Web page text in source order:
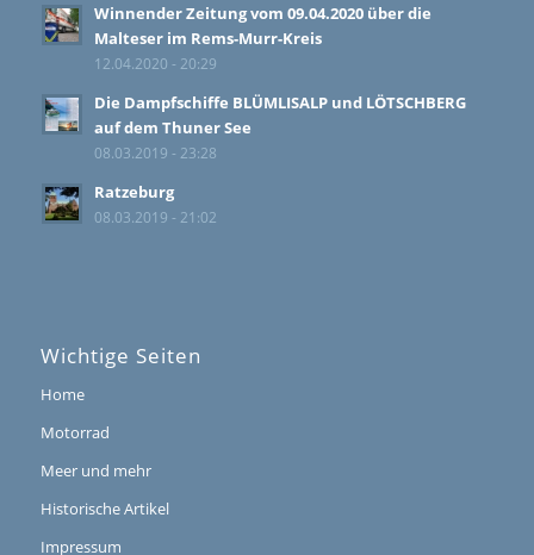
Winnender Zeitung vom 09.04.2020 über die
Malteser im Rems-Murr-Kreis
12.04.2020 - 20:29
Die Dampfschiffe BLÜMLISALP und LÖTSCHBERG
auf dem Thuner See
08.03.2019 - 23:28
Ratzeburg
08.03.2019 - 21:02
Wichtige Seiten
Home
Motorrad
Meer und mehr
Historische Artikel
Impressum